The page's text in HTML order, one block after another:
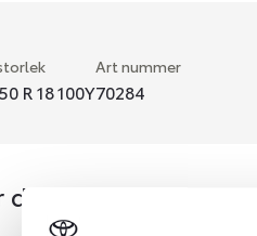
R 18 100Y
Art nummer
70284
detta däck min bil?